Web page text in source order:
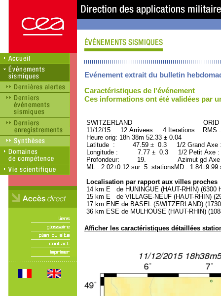
Evénement extrait du bulletin
Caractéristiques de l'événement
Ces informations ont été validées par
SWITZERLAND ORID :
11/12/15 12 Arrivees 4 Iterations RMS
Heure orig: 18h 38m 52.33 ± 0.04
Latitude : 47.59 ± 0.3 1/2 Grand
Longitude : 7.77 ± 0.3 1/2 Petit Axe
Profondeur: 19. Azimut gd Axe :
ML : 2.02±0.12 sur 5 stationsMD :
Localisation par rapport aux villes proches
14 km E de HUNINGUE (HAUT-RHIN) (6300
15 km E de VILLAGE-NEUF (HAUT-RHIN)
17 km ENE de BASEL (SWITZERLAND)
36 km ESE de MULHOUSE (HAUT-RHIN)
Afficher les caractéristiques détaillées